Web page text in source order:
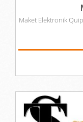
Maket Elektronik